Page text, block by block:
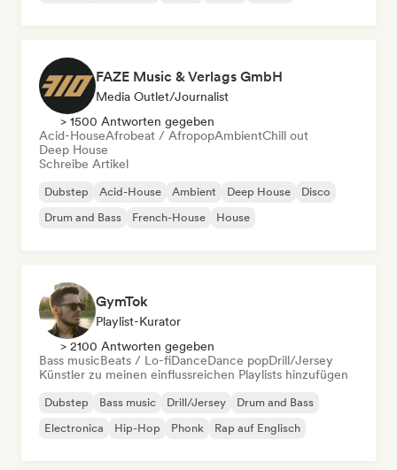
FAZE Music & Verlags GmbH
Media Outlet/Journalist
> 1500 Antworten gegeben
Acid-HouseAfrobeat / AfropopAmbientChill out
Deep House
Schreibe Artikel
Dubstep Acid-House Ambient Deep House
Disco
Drum and Bass
French-House House
GymTok
Playlist-Kurator
> 2100 Antworten gegeben
Bass musicBeats / Lo-fiDanceDance popDrill/Jersey
Künstler zu meinen einflussreichen Playlists hinzufügen
Dubstep Bass music Drill/Jersey
Drum and Bass
Electronica
Hip-Hop Phonk Rap auf Englisch